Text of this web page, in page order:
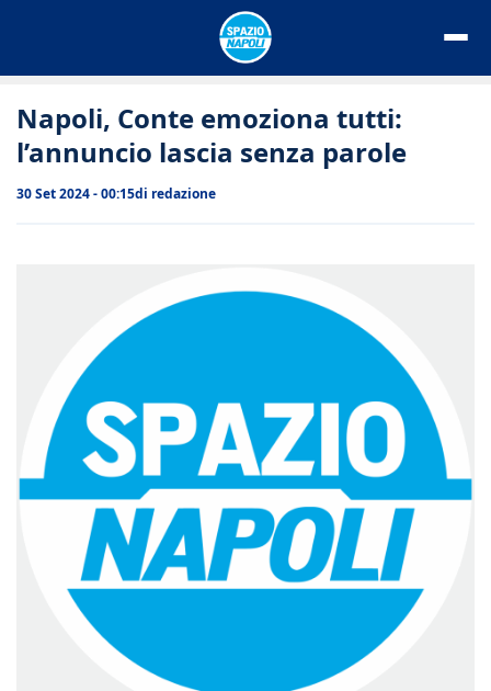
Napoli, Conte emoziona tutti:
l’annuncio lascia senza parole
30 Set 2024 - 00:15di redazione